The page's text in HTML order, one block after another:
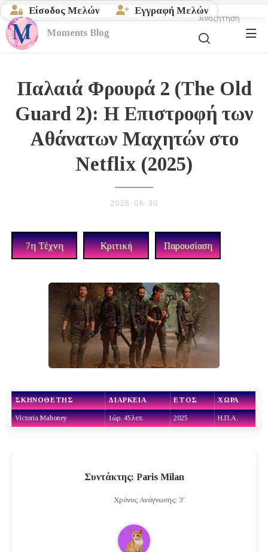
Είσοδος Μελών Εγγραφή Μελών
Moments Blog
Αναζήτηση
Παλαιά Φρουρά 2 (The Old
Guard 2): Η Επιστροφή των
Αθάνατων Μαχητών στο
Netflix (2025)
2025-06-30
7η Τέχνη Κριτική Παρουσίαση
ΣΚΗΝΟΘΈΤΗΣ ΔΙΆΡΚΕΙΑ ΈΤΟΣ ΧΏΡΑ
Victoria Mahoney 1ώρ. 45λεπ. 2025 Η.Π.Α.
Συντάκτης: Paris Milan
Χρόνος Ανάγνωσης: 3'